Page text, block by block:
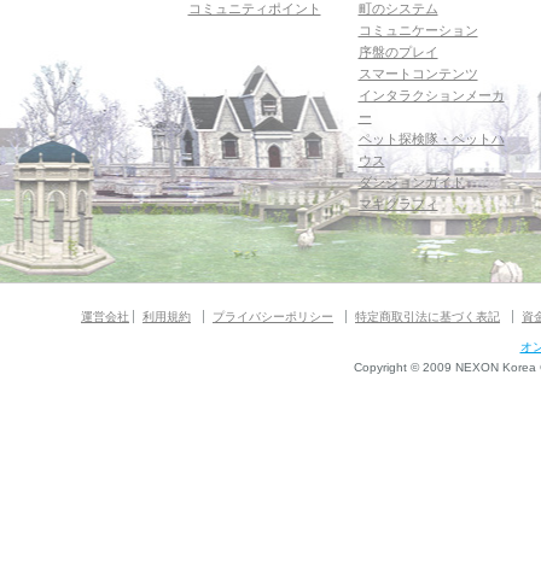
コミュニティポイント
町のシステム
コミュニケーション
序盤のプレイ
スマートコンテンツ
インタラクションメーカ
ー
ペット探検隊・ペットハ
ウス
ダンジョンガイド
マギグラフィ
運営会社 利用規約 プライバシーポリシー 特定商取引法に基づく表記 資
オ
Copyright © 2009 NEXON Korea